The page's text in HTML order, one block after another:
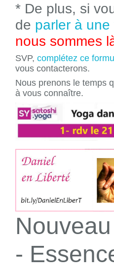
* De plus, si
de parler à
nous sommes
SVP, complétez ce
vous contacterons.
Nous prenons le temps
à vous connaître.
Nouveau
-